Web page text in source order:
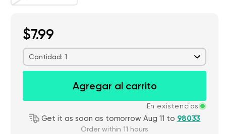
$7.99
Cantidad: 1
Agregar al carrito
En existencias
Get it as soon as tomorrow Aug 11 to 98033
Order within 11 hours